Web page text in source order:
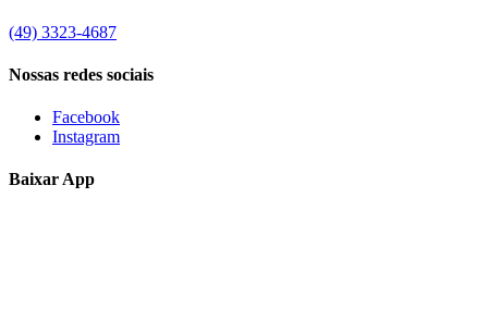
(49) 3323-4687
Nossas redes sociais
Facebook
Instagram
Baixar App